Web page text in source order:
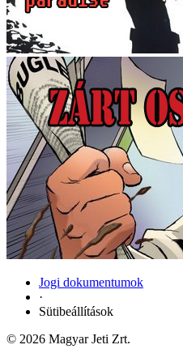
Jogi dokumentumok
·
Sütibeállítások
© 2026 Magyar Jeti Zrt.